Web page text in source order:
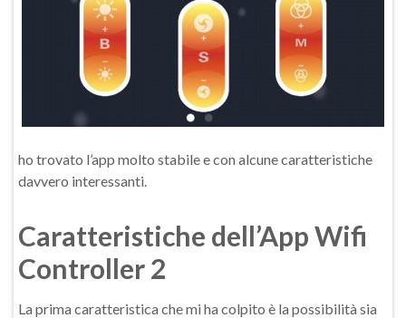
ho trovato l’app molto stabile e con alcune caratteristiche
davvero interessanti.
Caratteristiche dell’App Wifi
Controller 2
La prima caratteristica che mi ha colpito è la possibilità sia